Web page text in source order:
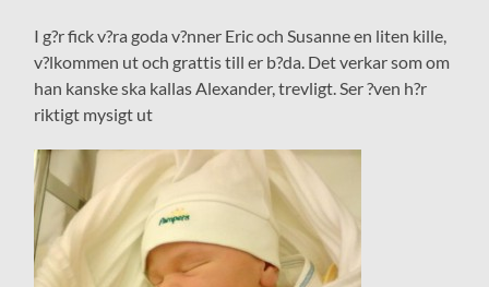
I g?r fick v?ra goda v?nner Eric och Susanne en liten kille,
v?lkommen ut och grattis till er b?da. Det verkar som om
han kanske ska kallas Alexander, trevligt. Ser ?ven h?r
riktigt mysigt ut